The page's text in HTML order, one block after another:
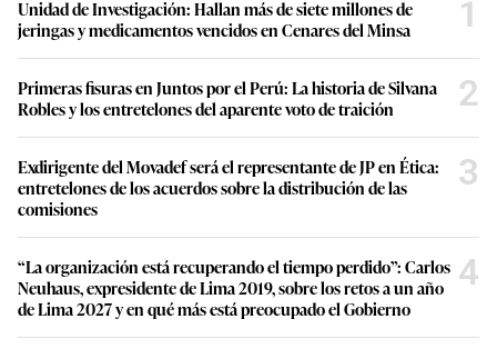
Unidad de Investigación: Hallan más de siete millones de
jeringas y medicamentos vencidos en Cenares del Minsa
1
Primeras fisuras en Juntos por el Perú: La historia de Silvana
Robles y los entretelones del aparente voto de traición
2
Exdirigente del Movadef será el representante de JP en Ética:
entretelones de los acuerdos sobre la distribución de las
comisiones
3
“La organización está recuperando el tiempo perdido”: Carlos
Neuhaus, expresidente de Lima 2019, sobre los retos a un año
de Lima 2027 y en qué más está preocupado el Gobierno
4